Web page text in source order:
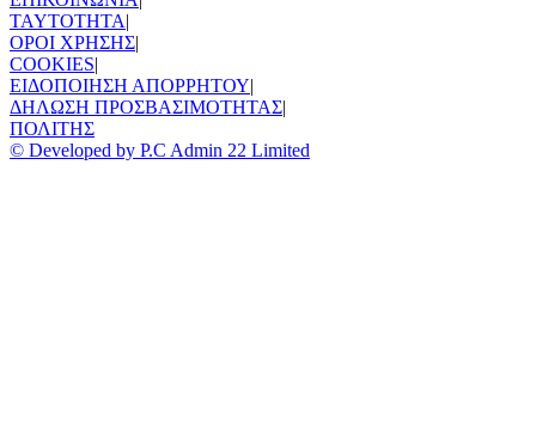
TAYTOTHTA|
ΟΡΟΙ ΧΡΗΣΗΣ|
COOKIES|
ΕΙΔΟΠΟΙΗΣΗ ΑΠΟΡΡΗΤΟΥ|
ΔΗΛΩΣΗ ΠΡΟΣΒΑΣΙΜΟΤΗΤΑΣ|
ΠΟΛΙΤΗΣ
© Developed by P.C Admin 22 Limited